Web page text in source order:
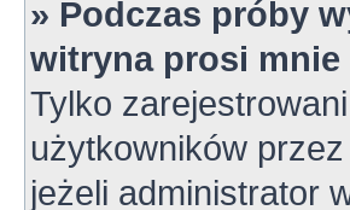
» Podczas próby
witryna prosi mnie
Tylko
użytkowników
jeżeli administrator